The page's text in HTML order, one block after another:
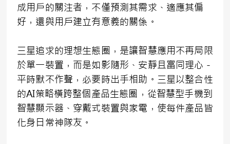
成用戶的關注者，不僅預測其需求、適應其偏
好，還與用戶建立有意義的關係。
三星追求的理想生態圈，是讓智慧應用不再局限
於單一裝置，而是如影隨形、安靜且富同理心－
平時默不作聲，必要時出手相助。三星以整合性
的AI策略橫跨整個產品生態圈，從智慧型手機到
智慧顯示器、穿戴式裝置與家電，使每件產品皆
化身日常神隊友。